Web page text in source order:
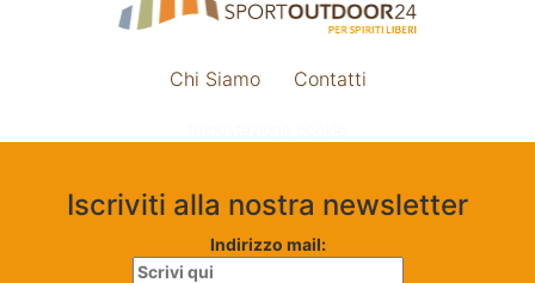
Chi Siamo Contatti
Iscriviti alla nostra newsletter
Indirizzo mail: